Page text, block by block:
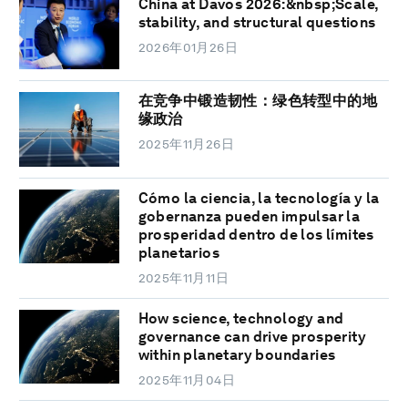
China at Davos 2026:&nbsp;Scale,
stability, and structural questions
2026年01月26日
在竞争中锻造韧性：绿色转型中的地
缘政治
2025年11月26日
Cómo la ciencia, la tecnología y la
gobernanza pueden impulsar la
prosperidad dentro de los límites
planetarios
2025年11月11日
How science, technology and
governance can drive prosperity
within planetary boundaries
2025年11月04日